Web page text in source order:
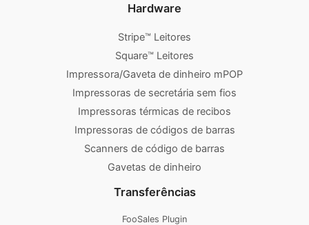
Hardware
Stripe™ Leitores
Square™ Leitores
Impressora/Gaveta de dinheiro mPOP
Impressoras de secretária sem fios
Impressoras térmicas de recibos
Impressoras de códigos de barras
Scanners de código de barras
Gavetas de dinheiro
Transferências
FooSales Plugin